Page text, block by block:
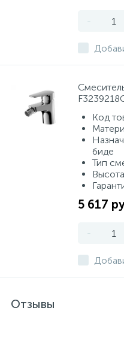
-
Код
биде
Тип
5 617
-
Отзывы